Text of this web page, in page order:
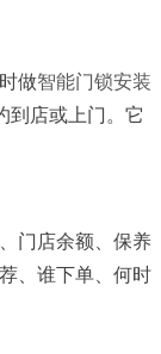
做智能门锁安装
到店或上门。它
门店余额、保养
、谁下单、何时